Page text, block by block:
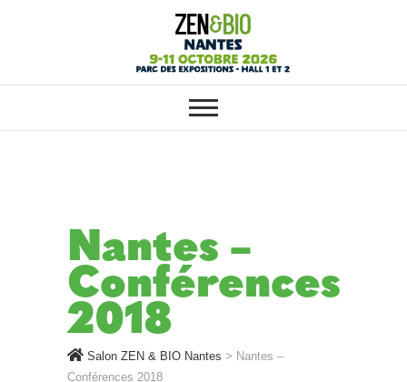
Salon ZEN & BIO
Nantes
SALON ZEN & BIO NANTES :
VOTRE SALON BIO, BIEN-ÊTRE
ET HABITAT SAIN
Nantes –
Conférences
2018
Salon ZEN & BIO Nantes > Nantes –
Conférences 2018